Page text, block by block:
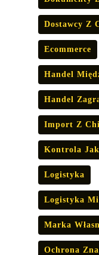
Dostawcy Z
Ecommerce
Handel
Handel
Import Z
Kontrola
Logistyka
Logistyka
Marka
Ochrona